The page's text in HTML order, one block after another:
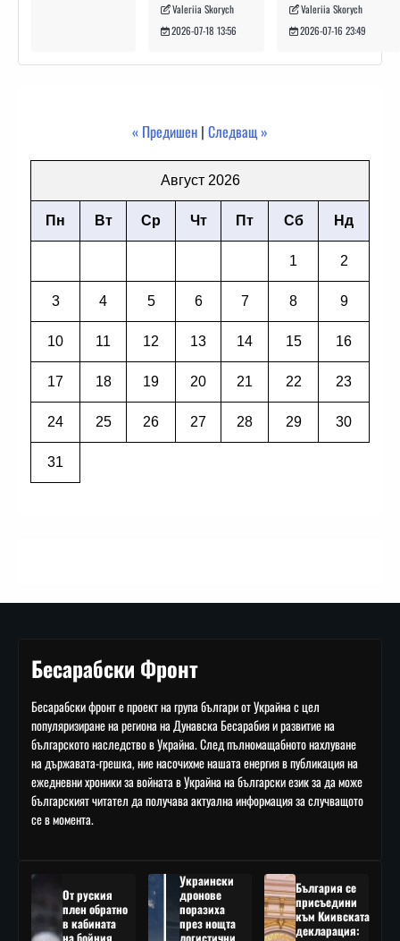
Valeriia Skorych
2026-07-18 13:56
Valeriia Skorych
2026-07-16 23:49
« Предишен | Следващ »
Август 2026
Пн Вт Ср Чт Пт Сб Нд
1 2
3 4 5 6 7 8 9
10 11 12 13 14 15 16
17 18 19 20 21 22 23
24 25 26 27 28 29 30
31
Бесарабски Фронт
Бесарабски фронт е проект на група българи от Украйна с цел
популяризиране на региона на Дунавска Бесарабия и развитие на
българското наследство в Украйна. След пълномащабното нахлуване
на държавата-грешка, ние насочихме нашата енергия в публикация на
ежедневни хроники за войната в Украйна на български език за да може
българският читател да получава актуална информация за случващото
се в момента.
От руския
плен обратно
в кабината
Украински
дронове
поразиха
през нощта
България се
присъедини
към Киивската
декларация: